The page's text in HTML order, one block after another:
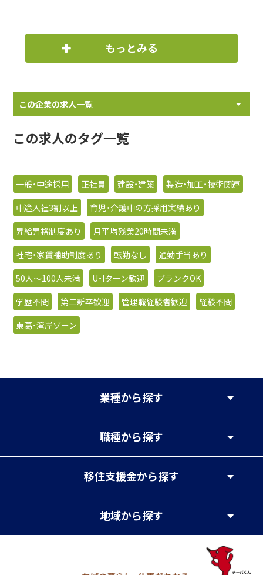
もっとみる
この企業の求人一覧
この求人のタグ一覧
一般・中途採用 正社員 建設・建築
製造・加工・技術関連
中途入社3割以上
育児・介護中の方採用実績あり
昇給昇格制度あり
月平均残業20時間未満
社宅・家賃補助制度あり
転勤なし
通勤手当あり
50人〜100人未満
U・Iターン歓迎
ブランクOK
学歴不問
第二新卒歓迎 管理職経験者歓迎
経験不問
東葛・湾岸ゾーン
業種から探す
職種から探す
移住支援金から探す
地域から探す